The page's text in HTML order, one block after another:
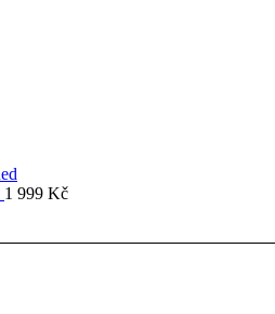
1 999 Kč